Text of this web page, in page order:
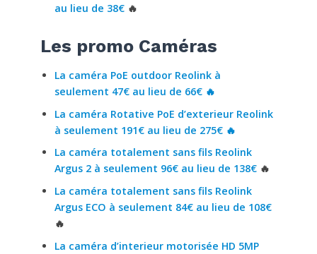
au lieu de 38€ 🔥
Les promo Caméras
La caméra PoE outdoor Reolink à
seulement 47€ au lieu de 66€ 🔥
La caméra Rotative PoE d’exterieur Reolink
à seulement 191€ au lieu de 275€ 🔥
La caméra totalement sans fils Reolink
Argus 2 à seulement 96€ au lieu de 138€ 🔥
La caméra totalement sans fils Reolink
Argus ECO à seulement 84€ au lieu de 108€
🔥
La caméra d’interieur motorisée HD 5MP